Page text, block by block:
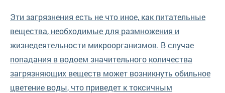
Эти загрязнения есть не что иное, как питательные
вещества, необходимые для размножения и
жизнедеятельности микроорганизмов. В случае
попадания в водоем значительного количества
загрязняющих веществ может возникнуть обильное
цветение воды, что приведет к токсичным